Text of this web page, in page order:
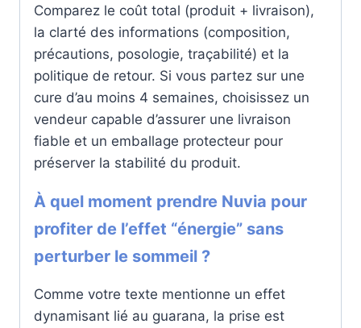
Comparez le coût total (produit + livraison),
la clarté des informations (composition,
précautions, posologie, traçabilité) et la
politique de retour. Si vous partez sur une
cure d’au moins 4 semaines, choisissez un
vendeur capable d’assurer une livraison
fiable et un emballage protecteur pour
préserver la stabilité du produit.
À quel moment prendre Nuvia pour
profiter de l’effet “énergie” sans
perturber le sommeil ?
Comme votre texte mentionne un effet
dynamisant lié au guarana, la prise est